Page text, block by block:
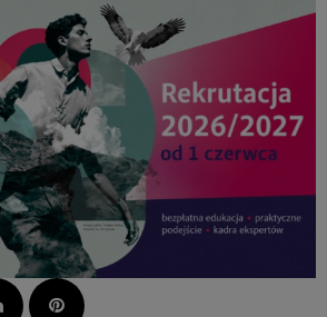
LinkedInPinterest